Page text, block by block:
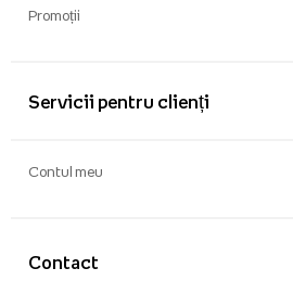
Promoții
Servicii pentru clienți
Contact
Contul meu